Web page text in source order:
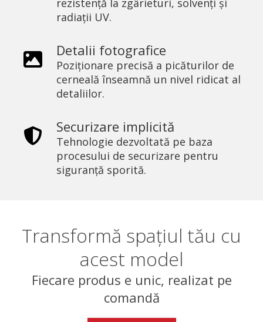
rezistență la zgârieturi, solvenți și
radiații UV.
Detalii fotografice
Poziționare precisă a picăturilor de
cerneală înseamnă un nivel ridicat al
detaliilor.
Securizare implicită
Tehnologie dezvoltată pe baza
procesului de securizare pentru
siguranță sporită.
Transformă spațiul tău cu
acest model
Fiecare produs e unic, realizat pe
comandă